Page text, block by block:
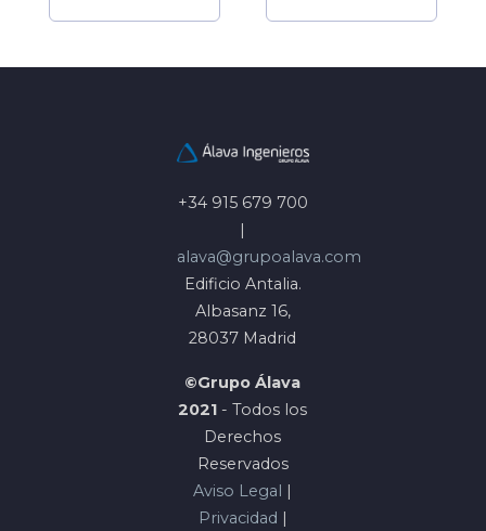
+34 915 679 700
|
alava@grupoalava.com
Edificio Antalia.
Albasanz 16,
28037 Madrid
©Grupo Álava
2021 - Todos los
Derechos
Reservados
Aviso Legal |
Privacidad |